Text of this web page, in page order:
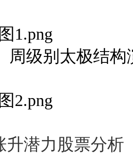
周级别太极结构
升潜力股票分析